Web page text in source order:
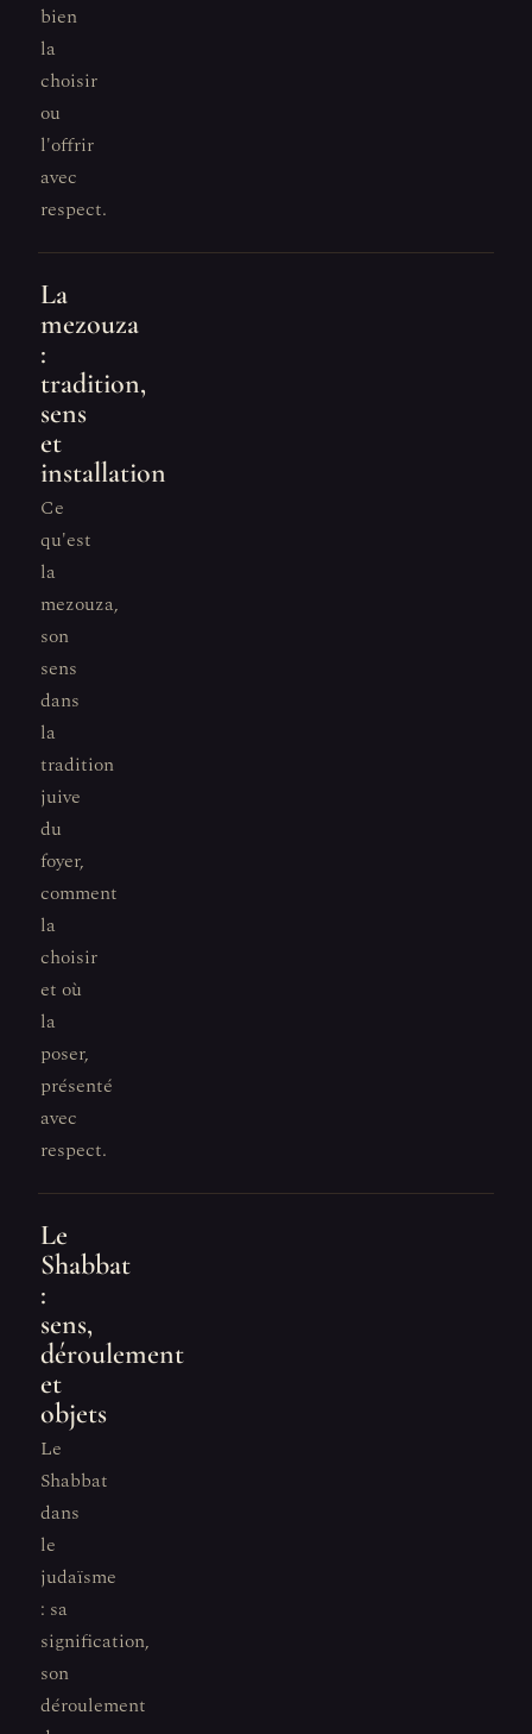
bien
la
choisir
ou
l'offrir
avec
respect.
La
mezouza
:
tradition,
sens
et
installation
Ce
qu'est
la
mezouza,
son
sens
dans
la
tradition
juive
du
foyer,
comment
la
choisir
et où
la
poser,
présenté
avec
respect.
Le
Shabbat
:
sens,
déroulement
et
objets
Le
Shabbat
dans
le
judaïsme
: sa
signification,
son
déroulement